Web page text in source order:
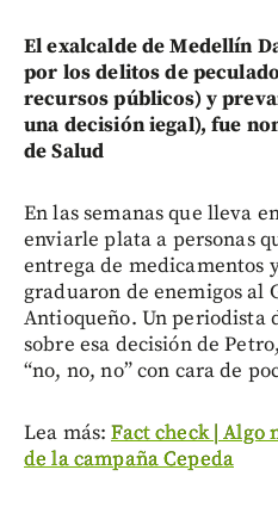
El exalcalde de Medellín
por los delitos de
recursos públicos) y
una decisión iegal), fue
de Salud
En las semanas que lleva
enviarle plata a personas
entrega de medicamentos
graduaron de enemigos al
Antioqueño. Un periodista
sobre esa decisión de
“no, no, no” con cara de
Lea más:Fact check | Algo
de la campaña Cepeda